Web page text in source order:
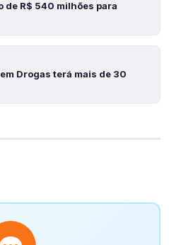
de R$ 540 milhões para
Drogas terá mais de 30